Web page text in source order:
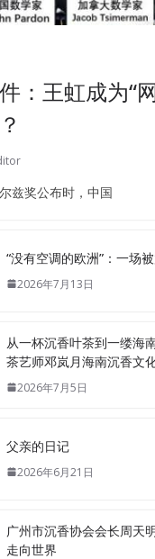
：王虹成为“
兹奖公布时，中国
“没有空调的欧洲”：一场
2026年7月13日
从一杯沉香叶茶到一缕海
茶艺师邓岚月海南沉香文
2026年7月5日
父亲的日记
2026年6月21日
广州市沉香协会会长周天
走向世界